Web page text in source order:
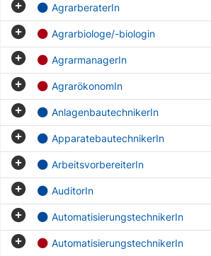
AgrarberaterIn
Agrarbiologe/-biologin
AgrarmanagerIn
AgrarökonomIn
AnlagenbautechnikerIn
ApparatebautechnikerIn
ArbeitsvorbereiterIn
AuditorIn
AutomatisierungstechnikerIn
AutomatisierungstechnikerIn